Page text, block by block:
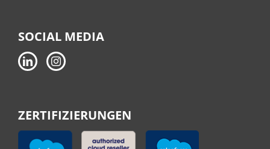
SOCIAL MEDIA
ZERTIFIZIERUNGEN